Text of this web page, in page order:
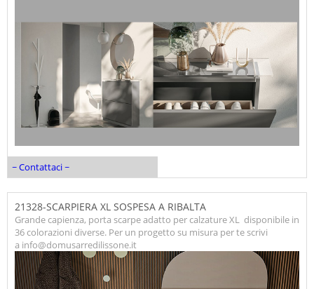
~ Contattaci ~
21328-SCARPIERA XL SOSPESA A RIBALTA
Grande capienza, porta scarpe adatto per calzature XL disponibile in
36 colorazioni diverse. Per un progetto su misura per te scrivi
a info@domusarredilissone.it